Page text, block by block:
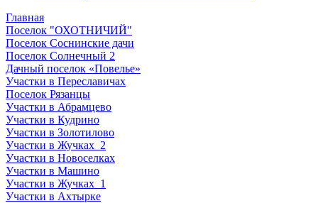
Главная
Поселок "ОХОТНИЧИЙ"
Поселок Соснинские дачи
Поселок Солнечный 2
Дачный поселок «Повелье»
Участки в Переславичах
Поселок Рязанцы
Участки в Абрамцево
Участки в Кудрино
Участки в Золотилово
Участки в Жучках_2
Участки в Новоселках
Участки в Машино
Участки в Жучках_1
Участки в Ахтырке